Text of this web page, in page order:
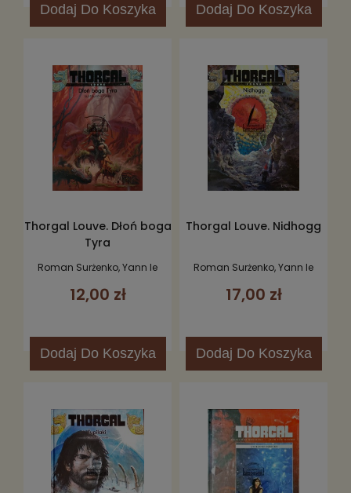
Dodaj Do Koszyka Dodaj Do Koszyka
Thorgal Louve. Dłoń boga
Tyra
Roman Surżenko, Yann le
12,00 zł
Dodaj Do Koszyka
Thorgal Louve. Nidhogg
Roman Surżenko, Yann le
17,00 zł
Dodaj Do Koszyka